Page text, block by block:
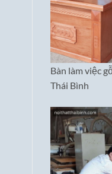
Bàn làm việc
Thái Bình